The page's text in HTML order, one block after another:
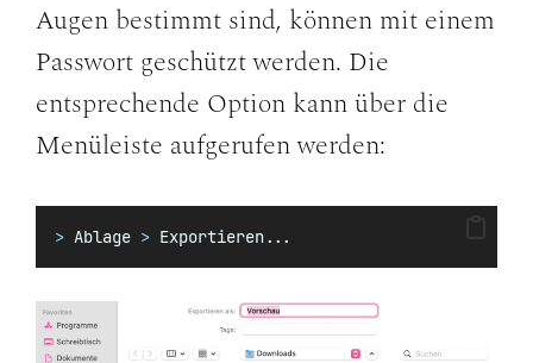
Augen bestimmt sind, können mit einem
Passwort geschützt werden. Die
entsprechende Option kann über die
Menüleiste aufgerufen werden:
> Ablage > Exportieren...